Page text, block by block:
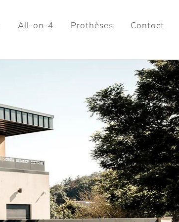
All-on-4 Prothèses Contact